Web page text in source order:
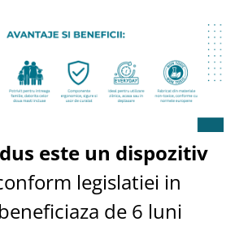
este un dispozitiv
legislatiei in
de 6 luni